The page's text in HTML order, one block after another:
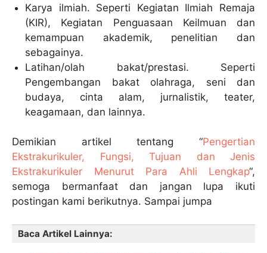
Karya ilmiah. Seperti Kegiatan Ilmiah Remaja
(KIR), Kegiatan Penguasaan Keilmuan dan
kemampuan akademik, penelitian dan
sebagainya.
Latihan/olah bakat/prestasi. Seperti
Pengembangan bakat olahraga, seni dan
budaya, cinta alam, jurnalistik, teater,
keagamaan, dan lainnya.
Demikian artikel tentang “Pengertian
Ekstrakurikuler, Fungsi, Tujuan dan Jenis
Ekstrakurikuler Menurut Para Ahli Lengkap“,
semoga bermanfaat dan jangan lupa ikuti
postingan kami berikutnya. Sampai jumpa
Baca Artikel Lainnya: